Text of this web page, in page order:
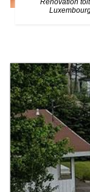
Rénovation